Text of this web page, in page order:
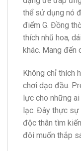
thể sử dụng nó
điểm G. Đồng
thích nhũ hoa,
khác. Mang đến
Không chỉ thích
chơi dạo đầu.
lực cho những
lạc. Đây thực sự
độc thân tìm
đôi muốn thắp